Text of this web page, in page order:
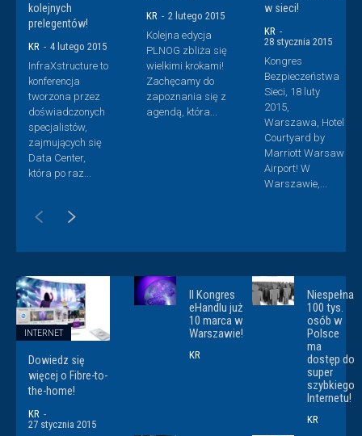
kolejnych
prelegentów!
KR - 4 lutego 2015
InfraXstructure to
konferencja
tworzona przez
doświadczonych
specjalistów,
zajmujących się
Data Center,
która po raz...
KR - 2 lutego 2015
Kolejna edycja
PLNOG zbliża się
wielkimi krokami!
Zachęcamy do
zapoznania się z
agendą, która...
w sieci!
KR -
28 stycznia 2015
Kongres
Bezpieczeństwa
Sieci, 18 luty
2015,
Warszawa, Hotel
Courtyard by
Marriott Warsaw
Airport! W
Warszawie,...
INTERNET
Dowiedz się
więcej o Fibre-to-
the-home!
KR -
27 stycznia 2015
II Kongres
eHandlu już
10 marca w
Warszawie!
KR
Niespełna
100 tys.
osób w
Polsce
ma
dostęp do
super
szybkiego
Internetu!
KR